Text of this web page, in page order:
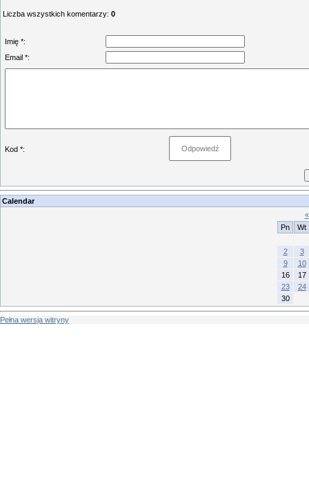
Liczba wszystkich komentarzy: 0
Imię *:
Email *:
Kod *:
Calendar
«
Pn
Wt
2
3
9
10
16
17
23
24
30
Pełna wersja witryny